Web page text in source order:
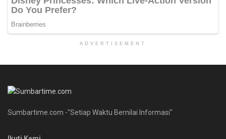
ADVERTISEMENT
Sumbartime.com -"Setiap Waktu Bernilai Informasi"